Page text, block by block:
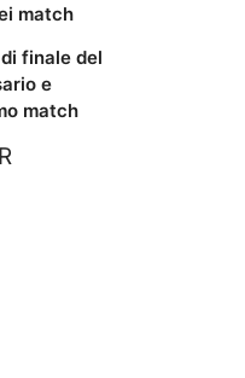
match
finale del
e
match